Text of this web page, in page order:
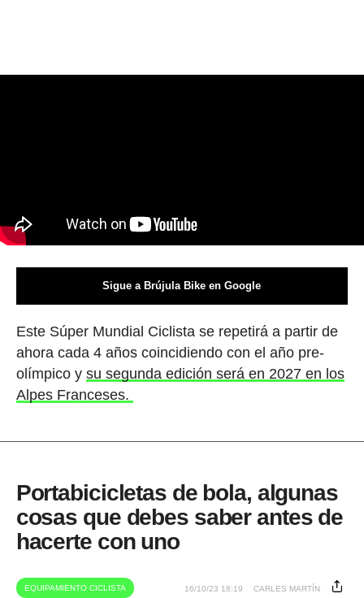
Sigue a Brújula Bike en Google
Este Súper Mundial Ciclista se repetirá a partir de
ahora cada 4 años coincidiendo con el año pre-
olímpico y su segunda edición será en 2027 en los
Alpes Franceses.
Portabicicletas de bola, algunas
cosas que debes saber antes de
hacerte con uno
EQUIPAMIENTO CICLISTA 16/10/23 18:19 CARLES MARTÍN